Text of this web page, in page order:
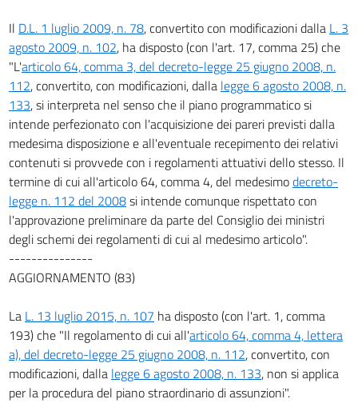
Il D.L. 1 luglio 2009, n. 78, convertito con modificazioni dalla L. 3
agosto 2009, n. 102, ha disposto (con l'art. 17, comma 25) che
"L'articolo 64, comma 3, del decreto-legge 25 giugno 2008, n.
112, convertito, con modificazioni, dalla legge 6 agosto 2008, n.
133, si interpreta nel senso che il piano programmatico si
intende perfezionato con l'acquisizione dei pareri previsti dalla
medesima disposizione e all'eventuale recepimento dei relativi
contenuti si provvede con i regolamenti attuativi dello stesso. Il
termine di cui all'articolo 64, comma 4, del medesimodecreto-
legge n. 112 del 2008si intende comunque rispettato con
l'approvazione preliminare da parte del Consiglio dei ministri
degli schemi dei regolamenti di cui al medesimo articolo".
---------------
AGGIORNAMENTO (83)
La L. 13 luglio 2015, n. 107 ha disposto (con l'art. 1, comma
193) che "Il regolamento di cui all'articolo 64, comma 4, lettera
a), del decreto-legge 25 giugno 2008, n. 112, convertito, con
modificazioni, dalla legge 6 agosto 2008, n. 133, non si applica
per la procedura del piano straordinario di assunzioni".